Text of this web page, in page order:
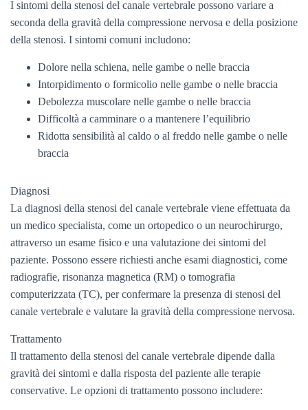
I sintomi della stenosi del canale vertebrale possono variare a
seconda della gravità della compressione nervosa e della posizione
della stenosi. I sintomi comuni includono:
Dolore nella schiena, nelle gambe o nelle braccia
Intorpidimento o formicolio nelle gambe o nelle braccia
Debolezza muscolare nelle gambe o nelle braccia
Difficoltà a camminare o a mantenere l’equilibrio
Ridotta sensibilità al caldo o al freddo nelle gambe o nelle
braccia
Diagnosi
La diagnosi della stenosi del canale vertebrale viene effettuata da
un medico specialista, come un ortopedico o un neurochirurgo,
attraverso un esame fisico e una valutazione dei sintomi del
paziente. Possono essere richiesti anche esami diagnostici, come
radiografie, risonanza magnetica (RM) o tomografia
computerizzata (TC), per confermare la presenza di stenosi del
canale vertebrale e valutare la gravità della compressione nervosa.
Trattamento
Il trattamento della stenosi del canale vertebrale dipende dalla
gravità dei sintomi e dalla risposta del paziente alle terapie
conservative. Le opzioni di trattamento possono includere: